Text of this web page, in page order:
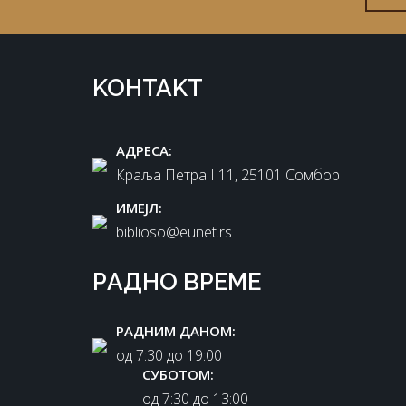
KOНTAKT
AДРEСA:
Краља Петра I 11, 25101 Сомбор
ИМEЈЛ:
biblioso@eunet.rs
РAДНO ВРЕМЕ
РAДНИМ ДАНОМ:
oд 7:30 до 19:00
СУБОТОМ:
oд 7:30 до 13:00